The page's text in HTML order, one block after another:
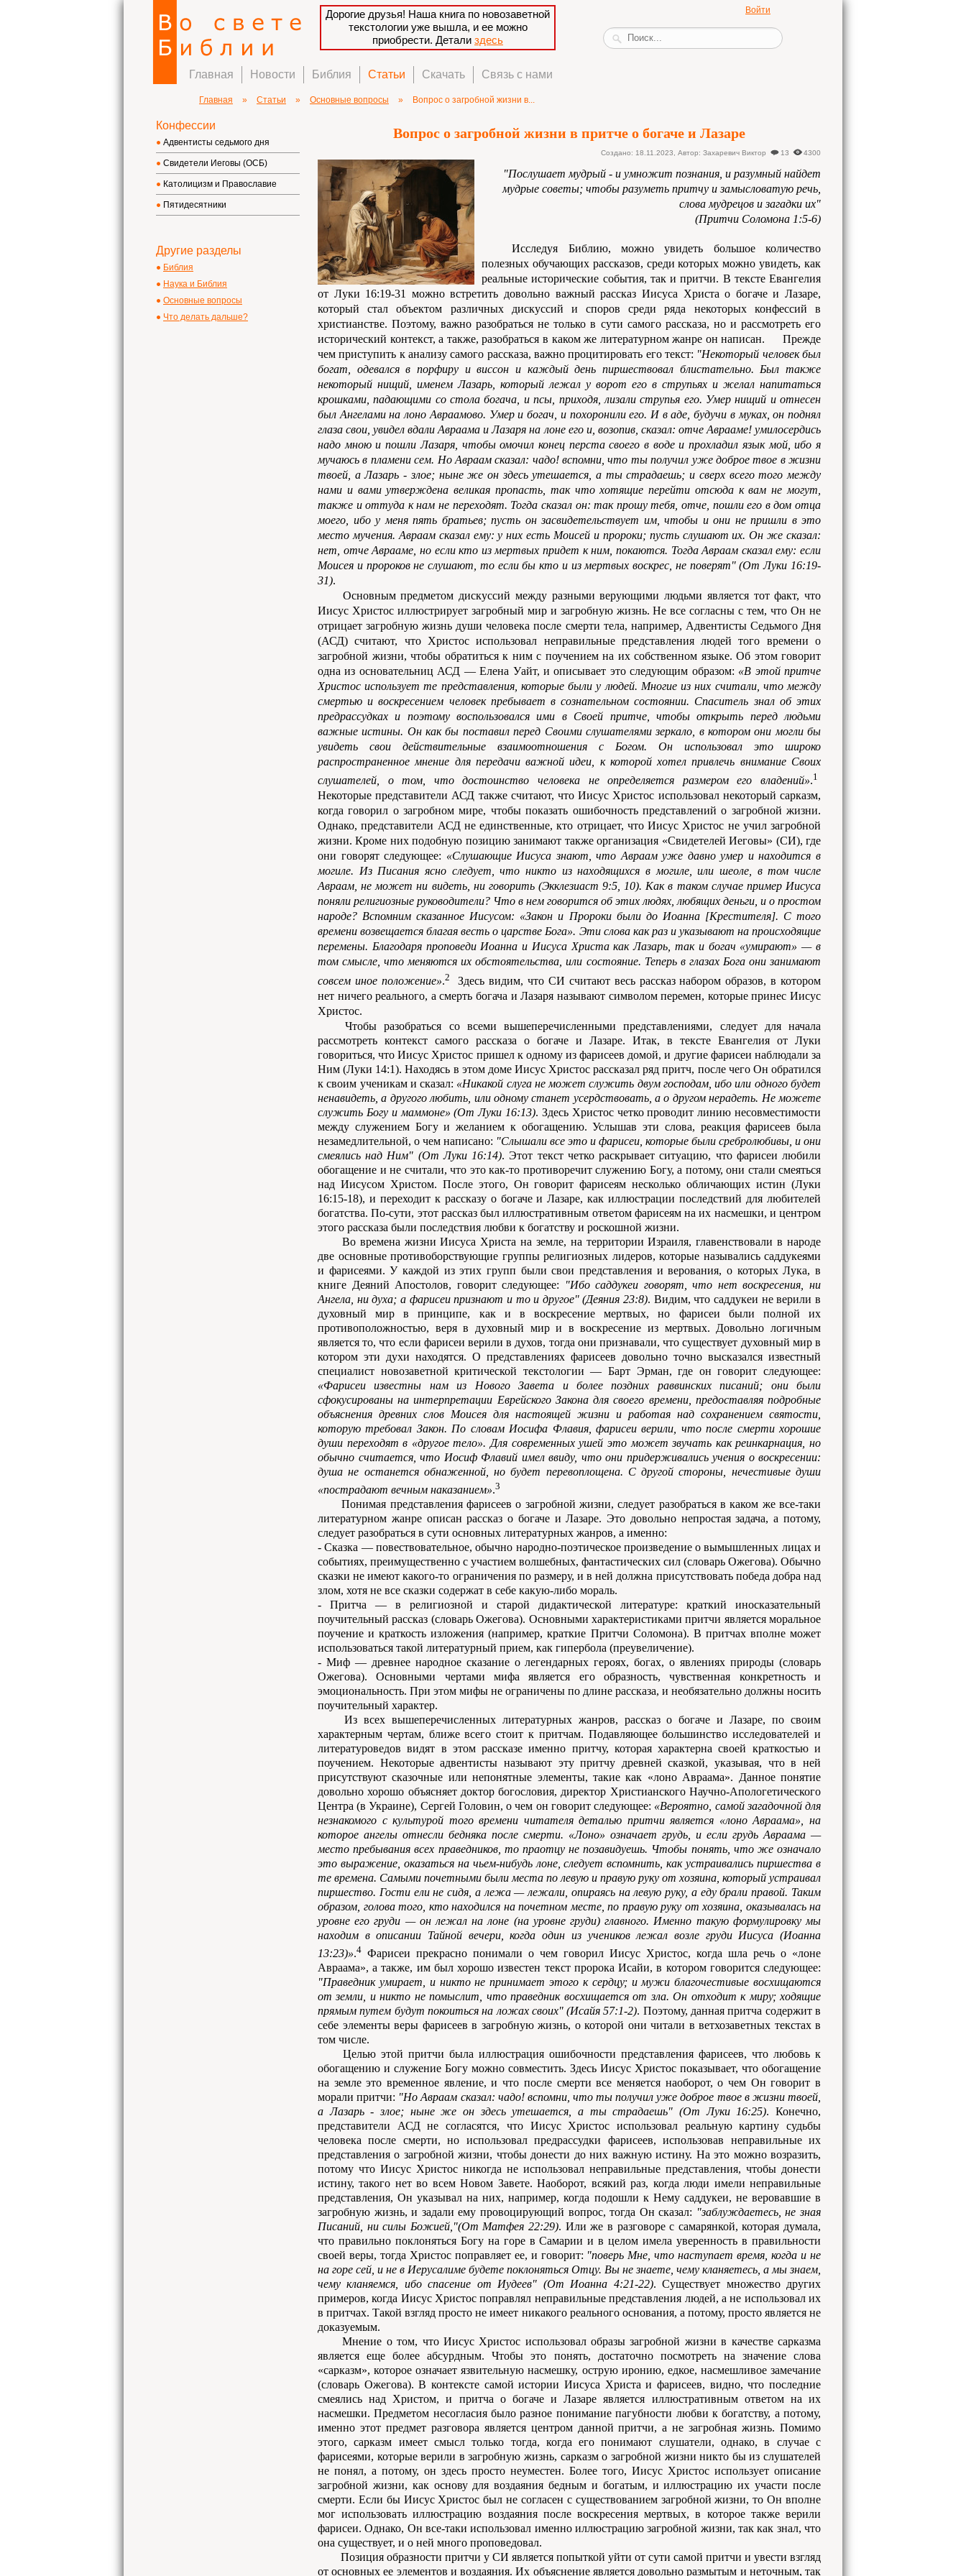
Дорогие друзья! Наша книга по новозаветной
текстологии уже вышла, и ее можно
приобрести. Детали здесь
Войти
Главная Новости Библия Статьи Скачать Связь с нами
Главная » Статьи » Основные вопросы » Вопрос о загробной жизни в...
Вопрос о загробной жизни в притче о богаче и Лазаре
Создано: 18.11.2023 Автор: Захаревич Виктор 4300
13
"Послушает мудрый - и умножит познания, и разумный найдет
мудрые советы; чтобы разуметь притчу и замысловатую речь,
слова мудрецов и загадки их"
(Притчи Соломона 1:5-6)
Исследуя Библию, можно увидеть большое количество
полезных обучающих рассказов, среди которых можно увидеть, как
реальные исторические события, так и притчи. В тексте Евангелия
от Луки 16:19-31 можно встретить довольно важный рассказ Иисуса Христа о богаче и Лазаре,
который стал объектом различных дискуссий и споров среди ряда некоторых конфессий в
христианстве. Поэтому, важно разобраться не только в сути самого рассказа, но и рассмотреть его
исторический контекст, а также, разобраться в каком же литературном жанре он написан.
Прежде
чем приступить к анализу самого рассказа, важно процитировать его текст: "Некоторый человек был
богат, одевался в порфиру и виссон и каждый день пиршествовал блистательно. Был также
некоторый нищий, именем Лазарь, который лежал у ворот его в струпьях и желал напитаться
крошками, падающими со стола богача, и псы, приходя, лизали струпья его. Умер нищий и отнесен
был Ангелами на лоно Авраамово. Умер и богач, и похоронили его. И в аде, будучи в муках, он поднял
глаза свои, увидел вдали Авраама и Лазаря на лоне его и, возопив, сказал: отче Аврааме! умилосердись
надо мною и пошли Лазаря, чтобы омочил конец перста своего в воде и прохладил язык мой, ибо я
мучаюсь в пламени сем. Но Авраам сказал: чадо! вспомни, что ты получил уже доброе твое в жизни
твоей, а Лазарь - злое; ныне же он здесь утешается, а ты страдаешь; и сверх всего того между
нами и вами утверждена великая пропасть, так что хотящие перейти отсюда к вам не могут,
также и оттуда к нам не переходят. Тогда сказал он: так прошу тебя, отче, пошли его в дом отца
моего, ибо у меня пять братьев; пусть он засвидетельствует им, чтобы и они не пришли в это
место мучения. Авраам сказал ему: у них есть Моисей и пророки; пусть слушают их. Он же сказал:
нет, отче Аврааме, но если кто из мертвых придет к ним, покаются. Тогда Авраам сказал ему: если
Моисея и пророков не слушают, то если бы кто и из мертвых воскрес, не поверят" (От Луки 16:19-
31).
Основным предметом дискуссий между разными верующими людьми является тот факт, что
Иисус Христос иллюстрирует загробный мир и загробную жизнь. Не все согласны с тем, что Он не
отрицает загробную жизнь души человека после смерти тела, например, Адвентисты Седьмого Дня
(АСД) считают, что Христос использовал неправильные представления людей того времени о
загробной жизни, чтобы обратиться к ним с поучением на их собственном языке. Об этом говорит
одна из основательниц АСД — Елена Уайт, и описывает это следующим образом: «В этой притче
Христос использует те представления, которые были у людей. Многие из них считали, что между
смертью и воскресением человек пребывает в сознательном состоянии. Спаситель знал об этих
предрассудках и поэтому воспользовался ими в Своей притче, чтобы открыть перед людьми
важные истины. Он как бы поставил перед Своими слушателями зеркало, в котором они могли бы
увидеть свои действительные взаимоотношения с Богом. Он использовал это широко
распространенное мнение для передачи важной идеи, к которой хотел привлечь внимание Своих
слушателей, о том, что достоинство человека не определяется размером его владений».1
Некоторые представители АСД также считают, что Иисус Христос использовал некоторый сарказм,
когда говорил о загробном мире, чтобы показать ошибочность представлений о загробной жизни.
Однако, представители АСД не единственные, кто отрицает, что Иисус Христос не учил загробной
жизни. Кроме них подобную позицию занимают также организация «Свидетелей Иеговы» (СИ), где
они говорят следующее: «Слушающие Иисуса знают, что Авраам уже давно умер и находится в
могиле. Из Писания ясно следует, что никто из находящихся в могиле, или шеоле, в том числе
Авраам, не может ни видеть, ни говорить (Экклезиаст 9:5, 10). Как в таком случае пример Иисуса
поняли религиозные руководители? Что в нем говорится об этих людях, любящих деньги, и о простом
народе? Вспомним сказанное Иисусом: «Закон и Пророки были до Иоанна [Крестителя]. С того
времени возвещается благая весть о царстве Бога». Эти слова как раз и указывают на происходящие
перемены. Благодаря проповеди Иоанна и Иисуса Христа как Лазарь, так и богач «умирают» — в
том смысле, что меняются их обстоятельства, или состояние. Теперь в глазах Бога они занимают
совсем иное положение».2
Здесь видим, что СИ считают весь рассказ набором образов, в котором
нет ничего реального, а смерть богача и Лазаря называют символом перемен, которые принес Иисус
Христос.
Чтобы разобраться со всеми вышеперечисленными представлениями, следует для начала
рассмотреть контекст самого рассказа о богаче и Лазаре. Итак, в тексте Евангелия от Луки
говориться, что Иисус Христос пришел к одному из фарисеев домой, и другие фарисеи наблюдали за
Ним (Луки 14:1). Находясь в этом доме Иисус Христос рассказал ряд притч, после чего Он обратился
к своим ученикам и сказал: «Никакой слуга не может служить двум господам, ибо или одного будет
ненавидеть, а другого любить, или одному станет усердствовать, а о другом нерадеть. Не можете
служить Богу и маммоне» (От Луки 16:13). Здесь Христос четко проводит линию несовместимости
между служением Богу и желанием к обогащению. Услышав эти слова, реакция фарисеев была
незамедлительной, о чем написано: "Слышали все это и фарисеи, которые были сребролюбивы, и они
смеялись над Ним" (От Луки 16:14). Этот текст четко раскрывает ситуацию, что фарисеи любили
обогащение и не считали, что это как-то противоречит служению Богу, а потому, они стали смеяться
над Иисусом Христом. После этого, Он говорит фарисеям несколько обличающих истин (Луки
16:15-18), и переходит к рассказу о богаче и Лазаре, как иллюстрации последствий для любителей
богатства. По-сути, этот рассказ был иллюстративным ответом фарисеям на их насмешки, и центром
этого рассказа были последствия любви к богатству и роскошной жизни.
Во времена жизни Иисуса Христа на земле, на территории Израиля, главенствовали в народе
две основные противоборствующие группы религиозных лидеров, которые назывались саддукеями
и фарисеями. У каждой из этих групп были свои представления и верования, о которых Лука, в
книге Деяний Апостолов, говорит следующее:
"Ибо саддукеи говорят, что нет воскресения, ни
Ангела, ни духа; а фарисеи признают и то и другое" (Деяния 23:8). Видим, что саддукеи не верили в
духовный мир в принципе, как и в воскресение мертвых, но фарисеи были полной их
противоположностью, веря в духовный мир и в воскресение из мертвых. Довольно логичным
является то, что если фарисеи верили в духов, тогда они признавали, что существует духовный мир в
котором эти духи находятся. О представлениях фарисеев довольно точно высказался известный
специалист новозаветной критической текстологии — Барт Эрман, где он говорит следующее:
«Фарисеи известны нам из Нового Завета и более поздних раввинских писаний; они были
сфокусированы на интерпретации Еврейского Закона для своего времени, предоставляя подробные
объяснения древних слов Моисея для настоящей жизни и работая над сохранением святости,
которую требовал Закон. По словам Иосифа Флавия, фарисеи верили, что после смерти хорошие
души переходят в «другое тело». Для современных ушей это может звучать как реинкарнация, но
обычно считается, что Иосиф Флавий имел ввиду, что они придерживались учения о воскресении:
душа не останется обнаженной, но будет перевоплощена. С другой стороны, нечестивые души
«пострадают вечным наказанием».3
Понимая представления фарисеев о загробной жизни, следует разобраться в каком же все-таки
литературном жанре описан рассказ о богаче и Лазаре. Это довольно непростая задача, а потому,
следует разобраться в сути основных литературных жанров, а именно:
- Сказка — повествовательное, обычно народно-поэтическое произведение о вымышленных лицах и
событиях, преимущественно с участием волшебных, фантастических сил (словарь Ожегова). Обычно
сказки не имеют какого-то ограничения по размеру, и в ней должна присутствовать победа добра над
злом, хотя не все сказки содержат в себе какую-либо мораль.
- Притча — в религиозной и старой дидактической литературе: краткий иносказательный
поучительный рассказ (словарь Ожегова). Основными характеристиками притчи является моральное
поучение и краткость изложения (например, краткие Притчи Соломона). В притчах вполне может
использоваться такой литературный прием, как гипербола (преувеличение).
- Миф — древнее народное сказание о легендарных героях, богах, о явлениях природы (словарь
Ожегова). Основными чертами мифа является его образность, чувственная конкретность и
эмоциональность. При этом мифы не ограничены по длине рассказа, и необязательно должны носить
поучительный характер.
Из всех вышеперечисленных литературных жанров, рассказ о богаче и Лазаре, по своим
характерным чертам, ближе всего стоит к притчам. Подавляющее большинство исследователей и
литературоведов видят в этом рассказе именно притчу, которая характерна своей краткостью и
поучением. Некоторые адвентисты называют эту притчу древней сказкой, указывая, что в ней
присутствуют сказочные или непонятные элементы, такие как «лоно Авраама». Данное понятие
довольно хорошо объясняет доктор богословия, директор Христианского Научно-Апологетического
Центра (в Украине), Сергей Головин, о чем он говорит следующее: «Вероятно, самой загадочной для
незнакомого с культурой того времени читателя деталью притчи является «лоно Авраама», на
которое ангелы отнесли бедняка после смерти. «Лоно» означает грудь, и если грудь Авраама —
место пребывания всех праведников, то праотцу не позавидуешь. Чтобы понять, что же означало
это выражение, оказаться на чьем-нибудь лоне, следует вспомнить, как устраивались пиршества в
те времена. Самыми почетными были места по левую и правую руку от хозяина, который устраивал
пиршество. Гости ели не сидя, а лежа — лежали, опираясь на левую руку, а еду брали правой. Таким
образом, голова того, кто находился на почетном месте, по правую руку от хозяина, оказывалась на
уровне его груди — он лежал на лоне (на уровне груди) главного. Именно такую формулировку мы
находим в описании Тайной вечери, когда один из учеников лежал возле груди Иисуса (Иоанна
13:23)».4 Фарисеи прекрасно понимали о чем говорил Иисус Христос, когда шла речь о «лоне
Авраама», а также, им был хорошо известен текст пророка Исайи, в котором говорится следующее:
"Праведник умирает, и никто не принимает этого к сердцу; и мужи благочестивые восхищаются
от земли, и никто не помыслит, что праведник восхищается от зла. Он отходит к миру; ходящие
прямым путем будут покоиться на ложах своих" (Исайя 57:1-2). Поэтому, данная притча содержит в
себе элементы веры фарисеев в загробную жизнь, о которой они читали в ветхозаветных текстах в
том числе.
Целью этой притчи была иллюстрация ошибочности представления фарисеев, что любовь к
обогащению и служение Богу можно совместить. Здесь Иисус Христос показывает, что обогащение
на земле это временное явление, и что после смерти все меняется наоборот, о чем Он говорит в
морали притчи: "Но Авраам сказал: чадо! вспомни, что ты получил уже доброе твое в жизни твоей,
а Лазарь - злое; ныне же он здесь утешается, а ты страдаешь" (От Луки 16:25). Конечно,
представители АСД не согласятся, что Иисус Христос использовал реальную картину судьбы
человека после смерти, но использовал предрассудки фарисеев, использовав неправильные их
представления о загробной жизни, чтобы донести до них важную истину. На это можно возразить,
потому что Иисус Христос никогда не использовал неправильные представления, чтобы донести
истину, такого нет во всем Новом Завете. Наоборот, всякий раз, когда люди имели неправильные
представления, Он указывал на них, например, когда подошли к Нему саддукеи, не веровавшие в
загробную жизнь, и задали ему провоцирующий вопрос, тогда Он сказал: "заблуждаетесь, не зная
Писаний, ни силы Божией,"(От Матфея 22:29). Или же в разговоре с самарянкой, которая думала,
что правильно поклоняться Богу на горе в Самарии и в целом имела уверенность в правильности
своей веры, тогда Христос поправляет ее, и говорит: "поверь Мне, что наступает время, когда и не
на горе сей, и не в Иерусалиме будете поклоняться Отцу. Вы не знаете, чему кланяетесь, а мы знаем,
чему кланяемся, ибо спасение от Иудеев" (От Иоанна 4:21-22). Существует множество других
примеров, когда Иисус Христос поправлял неправильные представления людей, а не использовал их
в притчах. Такой взгляд просто не имеет никакого реального основания, а потому, просто является не
доказуемым.
Мнение о том, что Иисус Христос использовал образы загробной жизни в качестве сарказма
является еще более абсурдным. Чтобы это понять, достаточно посмотреть на значение слова
«сарказм», которое означает язвительную насмешку, острую иронию, едкое, насмешливое замечание
(словарь Ожегова). В контексте самой истории Иисуса Христа и фарисеев, видно, что последние
смеялись над Христом, и притча о богаче и Лазаре является иллюстративным ответом на их
насмешки. Предметом несогласия было разное понимание пагубности любви к богатству, а потому,
именно этот предмет разговора является центром данной притчи, а не загробная жизнь. Помимо
этого, сарказм имеет смысл только тогда, когда его понимают слушатели, однако, в случае с
фарисеями, которые верили в загробную жизнь, сарказм о загробной жизни никто бы из слушателей
не понял, а потому, он здесь просто неуместен. Более того, Иисус Христос использует описание
загробной жизни, как основу для воздаяния бедным и богатым, и иллюстрацию их участи после
смерти. Если бы Иисус Христос был не согласен с существованием загробной жизни, то Он вполне
мог использовать иллюстрацию воздаяния после воскресения мертвых, в которое также верили
фарисеи. Однако, Он все-таки использовал именно иллюстрацию загробной жизни, так как знал, что
она существует, и о ней много проповедовал.
Позиция образности притчи у СИ является попыткой уйти от сути самой притчи и увести взгляд
от основных ее элементов и воздаяния. Их объяснение является довольно размытым и неточным, так
Конфессии
Адвентисты седьмого дня
Свидетели Иеговы (ОСБ)
Католицизм и Православие
Пятидесятники
Другие разделы
Библия
Наука и Библия
Основные вопросы
Что делать дальше?